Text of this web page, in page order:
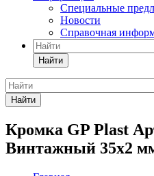
Специальные
Новости
Справочная
Найти
Найти
Кромка GP Plast
Винтажный 35x2